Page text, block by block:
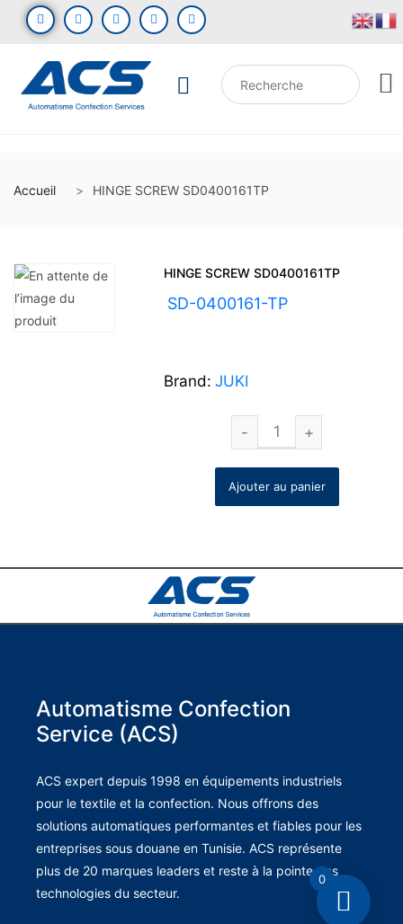
Accueil HINGE SCREW SD0400161TP
HINGE SCREW SD0400161TP
SD-0400161-TP
Brand: JUKI
Ajouter au panier
Automatisme Confection
Service (ACS)
ACS expert depuis 1998 en équipements industriels
pour le textile et la confection. Nous offrons des
solutions automatiques performantes et fiables pour les
entreprises sous douane en Tunisie. ACS représente
plus de 20 marques leaders et reste à la pointe des
technologies du secteur.
0